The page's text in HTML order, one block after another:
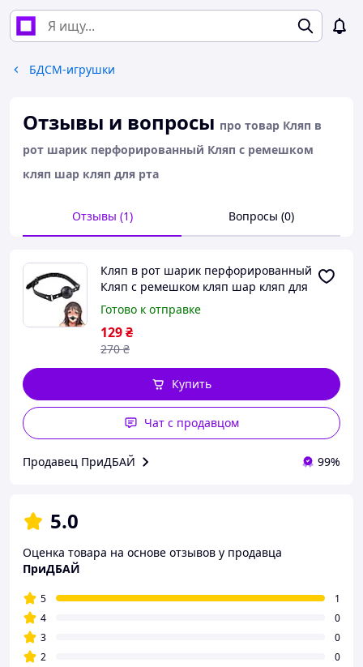
БДСМ-игрушки
Отзывы и вопросы про товар Кляп в
рот шарик перфорированный Кляп с ремешком
кляп шар кляп для рта
Отзывы (1) Вопросы (0)
Кляп в рот шарик перфорированный
Кляп с ремешком кляп шар кляп для
рта
Готово к отправке
129₴
270 ₴
Купить
Чат с продавцом
Продавец ПриДБАЙ 99%
5.0
Оценка товара на основе отзывов у продавца
ПриДБАЙ
5
1
4
0
3
0
2
0